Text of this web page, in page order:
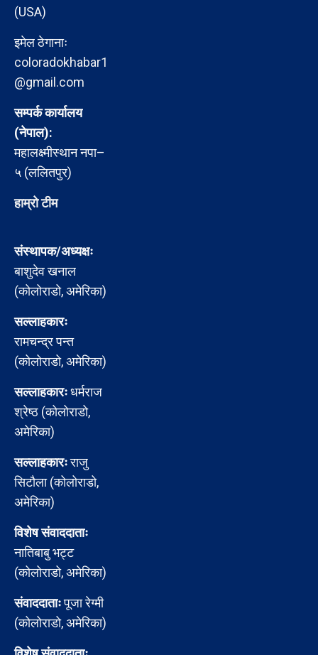
(USA)
इमेल ठेगानाः
coloradokhabar1
@gmail.com
सम्पर्क कार्यालय
(नेपाल):
महालक्ष्मीस्थान नपा–
५ (ललितपुर)
हाम्रो टीम
संस्थापक/अध्यक्षः
बाशुदेव खनाल
(कोलोराडो, अमेरिका)
सल्लाहकारः
रामचन्द्र पन्त
(कोलोराडो, अमेरिका)
सल्लाहकारःधर्मराज
श्रेष्ठ (कोलोराडो,
अमेरिका)
सल्लाहकारःराजु
सिटौला (कोलोराडो,
अमेरिका)
विशेष संवाददाताः
नातिबाबु भट्ट
(कोलोराडो, अमेरिका)
संवाददाताःपूजा रेग्मी
(कोलोराडो, अमेरिका)